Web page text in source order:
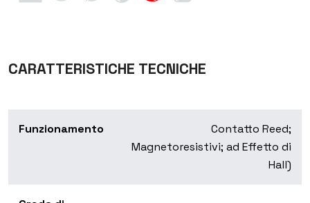
CARATTERISTICHE TECNICHE
Funzionamento
Contatto Reed;
Magnetoresistivi; ad Effetto di
Hall)